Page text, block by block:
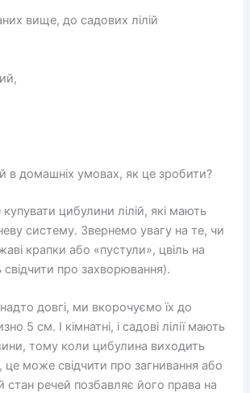
вище, до садових лілій
в домашніх умовах, як це зробити?
цибулини лілій, які мають
систему. Звернемо увагу на те, чи
крапки або «пустули», цвіль на
про захворювання).
довгі, ми вкорочуємо їх до
5 см. І кімнатні, і садові лілії мають
тому коли цибулина виходить
це може свідчити про загнивання або
стан речей позбавляє його права на